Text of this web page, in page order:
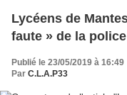
Lycéens de
faute » de la
Publié le 23/05/2019 à 16:49
Par C.L.A.P33